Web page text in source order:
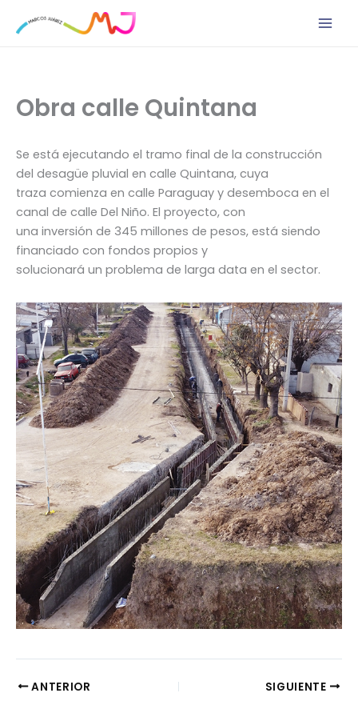
Obra calle Quintana
Se está ejecutando el tramo final de la construcción
del desagüe pluvial en calle Quintana, cuya
traza comienza en calle Paraguay y desemboca en el
canal de calle Del Niño. El proyecto, con
una inversión de 345 millones de pesos, está siendo
financiado con fondos propios y
solucionará un problema de larga data en el sector.
ANTERIOR SIGUIENTE